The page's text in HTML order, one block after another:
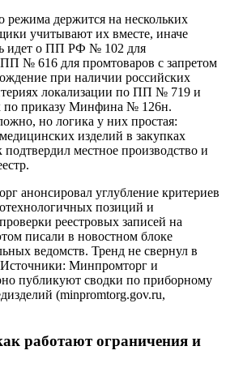
режима держится на нескольких
учитывают их вместе, иначе
идет о ПП РФ № 102 для
№ 616 для промтоваров с запретом
при наличии российских
локализации по ПП № 719 и
по приказу Минфина № 126н.
но логика у них простая:
изделий в закупках
подтвердил местное производство и
анонсировал углубление критериев
позиций и
реестровых записей на
писали в новостном блоке
ведомств. Тренд не свернул в
Источники: Минпромторг и
публикуют сводки по приборному
(minpromtorg.gov.ru,
работают ограничения и